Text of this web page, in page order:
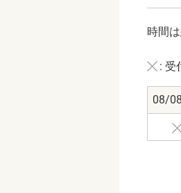
時間
: 受
08/08